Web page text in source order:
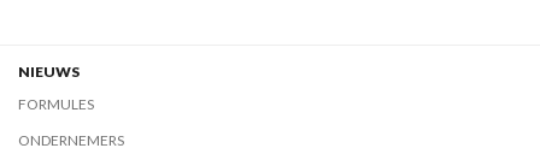
NIEUWS
FORMULES
ONDERNEMERS